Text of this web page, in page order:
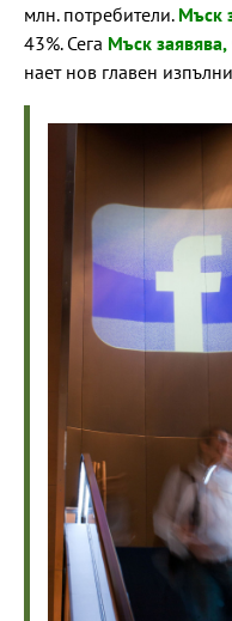
млн. потребители. Мъск
43%. Сега Мъск заявява,
нает нов главен